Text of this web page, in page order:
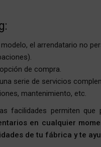
el arrendatario no
de compra.
serie de servicios
mantenimiento, etc.
facilidades permiten que
en cualquier
de tu fábrica y te